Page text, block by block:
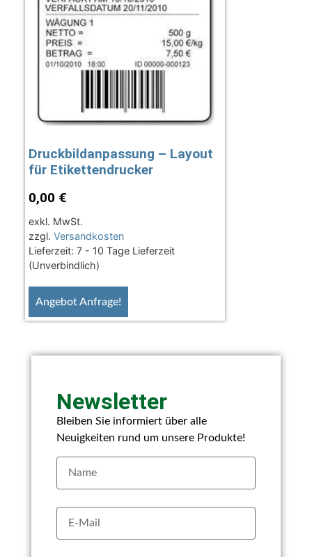
Druckbildanpassung – Layout
für Etikettendrucker
0,00 €
exkl. MwSt.
zzgl. Versandkosten
Lieferzeit: 7 - 10 Tage Lieferzeit
(Unverbindlich)
Angebot Anfrage!
Newsletter
Bleiben Sie informiert über alle
Neuigkeiten rund um unsere Produkte!